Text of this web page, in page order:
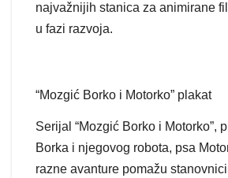
najvažnijih stanica za animirane
u fazi razvoja.
“Mozgić Borko i Motorko” plakat
Serijal “Mozgić Borko i Motorko”,
Borka i njegovog robota, psa
razne avanture pomažu